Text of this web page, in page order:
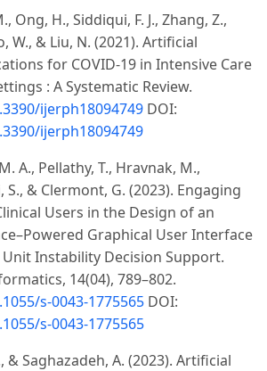
Ong, H., Siddiqui, F. J., Zhang, Z.,
W., & Liu, N. (2021). Artificial
for COVID-19 in Intensive Care
: A Systematic Review.
ijerph18094749 DOI:
ijerph18094749
A., Pellathy, T., Hravnak, M.,
S., & Clermont, G. (2023). Engaging
Users in the Design of an
Graphical User Interface
Instability Decision Support.
14(04), 789–802.
s-0043-1775565 DOI:
s-0043-1775565
& Saghazadeh, A. (2023). Artificial